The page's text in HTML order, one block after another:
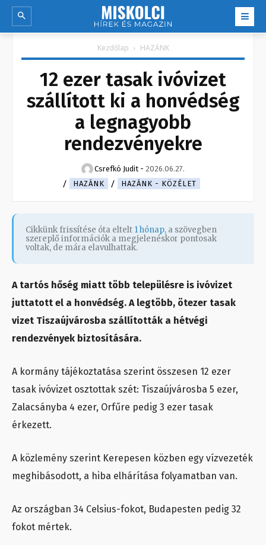
Kezdőlap HAZÁNK
12 ezer tasak ivóvizet
szállított ki a honvédség
a legnagyobb
rendezvényekre
Csrefkó Judit - 2026.06.27.
HAZÁNK
HAZÁNK - KÖZÉLET
Cikkünk frissítése óta eltelt 1 hónap, a szövegben
szereplő információk a megjelenéskor pontosak
voltak, de mára elavulhattak.
A tartós hőség miatt több településre is ivóvizet
juttatott el a honvédség. A legtöbb, ötezer tasak
vizet Tiszaújvárosba szállították a hétvégi
rendezvények biztosítására.
A kormány tájékoztatása szerint összesen 12 ezer
tasak ivóvizet osztottak szét: Tiszaújvárosba 5 ezer,
Zalacsányba 4 ezer, Orfűre pedig 3 ezer tasak
érkezett.
A közlemény szerint Kerepesen közben egy vízvezeték
meghibásodott, a hiba elhárítása folyamatban van.
Az országban 34 Celsius-fokot, Budapesten pedig 32
fokot mértek.